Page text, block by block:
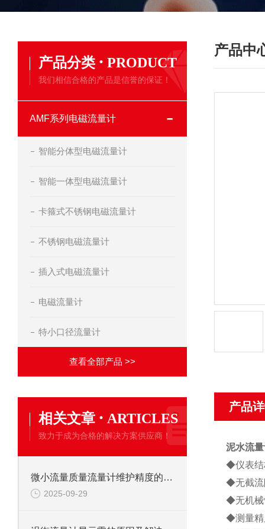
产品分类 · PRODUCT
我们相信合格的产品是信誉的保证！
AMF系列电磁流量计
智能分体型电磁流量计
智能一体型电磁流量计
卡箍式不锈钢电磁流量计
不锈钢电磁流量计
插入式电磁流量计
电磁流量计
特小口径流量计
查看全部产品 >>
相关文章 · ARTICLES
致力于成为合格的解决方案供应商！
微小流量质量流量计维护精度的关键方法
2025-09-29
产品中
产品
泥水流
◆仪表结
◆无截流
◆无机械
◆测量精